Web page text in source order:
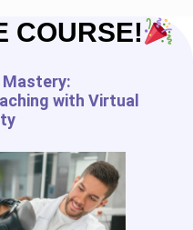
COURSE!
Mastery:
with Virtual